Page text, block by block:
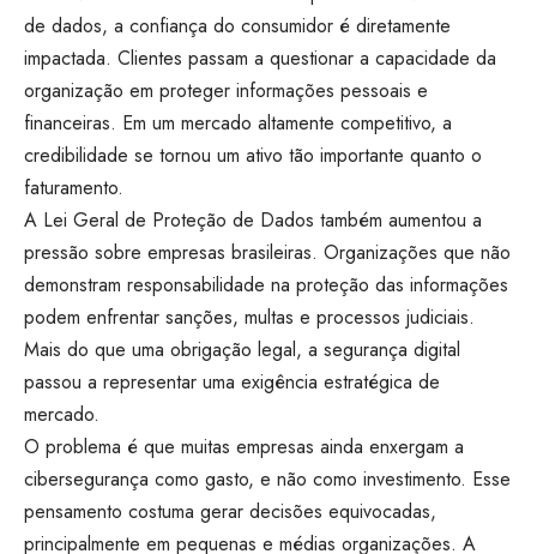
de dados, a confiança do consumidor é diretamente
impactada. Clientes passam a questionar a capacidade da
organização em proteger informações pessoais e
financeiras. Em um mercado altamente competitivo, a
credibilidade se tornou um ativo tão importante quanto o
faturamento.
A Lei Geral de Proteção de Dados também aumentou a
pressão sobre empresas brasileiras. Organizações que não
demonstram responsabilidade na proteção das informações
podem enfrentar sanções, multas e processos judiciais.
Mais do que uma obrigação legal, a segurança digital
passou a representar uma exigência estratégica de
mercado.
O problema é que muitas empresas ainda enxergam a
cibersegurança como gasto, e não como investimento. Esse
pensamento costuma gerar decisões equivocadas,
principalmente em pequenas e médias organizações. A